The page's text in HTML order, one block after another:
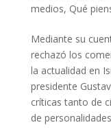
medios, Qué
Mediante su
rechazó los
la actualidad en
presidente
críticas tanto de
de